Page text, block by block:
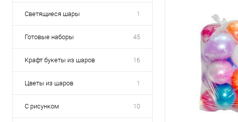
Светящиеся шары 1
Готовые наборы 45
Крафт букеты из шаров 16
Цветы из шаров 1
С рисунком 10